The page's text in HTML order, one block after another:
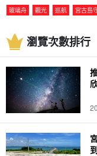
玻璃舟 觀光 巡航 宮古島
宮古島海底公園 駕駛課程
半瓜形饅頭 艾克馬島 島尻
川光紅樹林 经历 團體旅遊
日暮 單獨旅行 宮古島之夜
宮古島春假 開放海灘季節
銀週（除黃金週以外的任何一長
瀏覽次數排行